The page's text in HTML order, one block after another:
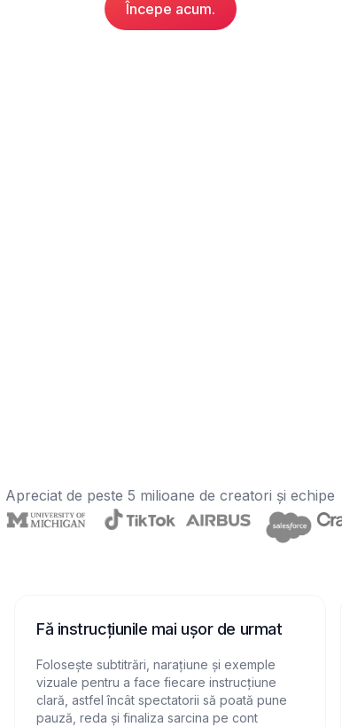
Începe acum.
Apreciat de peste 5 milioane de creatori și echipe
Fă instrucțiunile mai ușor de urmat
Folosește subtitrări, narațiune și exemple
vizuale pentru a face fiecare instrucțiune
clară, astfel încât spectatorii să poată pune
pauză, reda și finaliza sarcina pe cont